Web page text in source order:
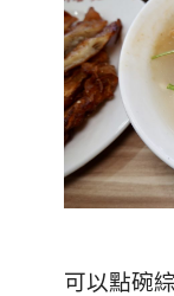
可以點碗